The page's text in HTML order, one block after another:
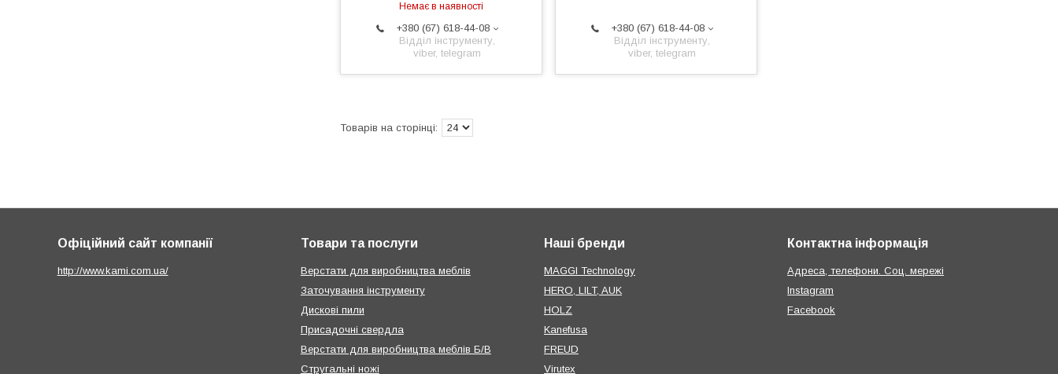
Немає в наявності
+380 (67) 618-44-08
Відділ інструменту,
viber, telegram
+380 (67) 618-44-08
Відділ інструменту,
viber, telegram
Офіційний сайт компанії
http://www.kami.com.ua/
Товари та послуги
Верстати для виробництва меблів
Заточування інструменту
Дискові пили
Присадочні свердла
Верстати для виробництва меблів Б/В
Стругальні ножі
Наші бренди
MAGGI Technology
HERO, LILT, AUK
HOLZ
Kanefusa
FREUD
Virutex
Контактна інформація
Адреса, телефони. Соц. мережі
Instagram
Facebook